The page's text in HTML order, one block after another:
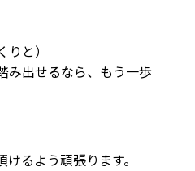
と）
み出せるなら、もう一歩
るよう頑張ります。